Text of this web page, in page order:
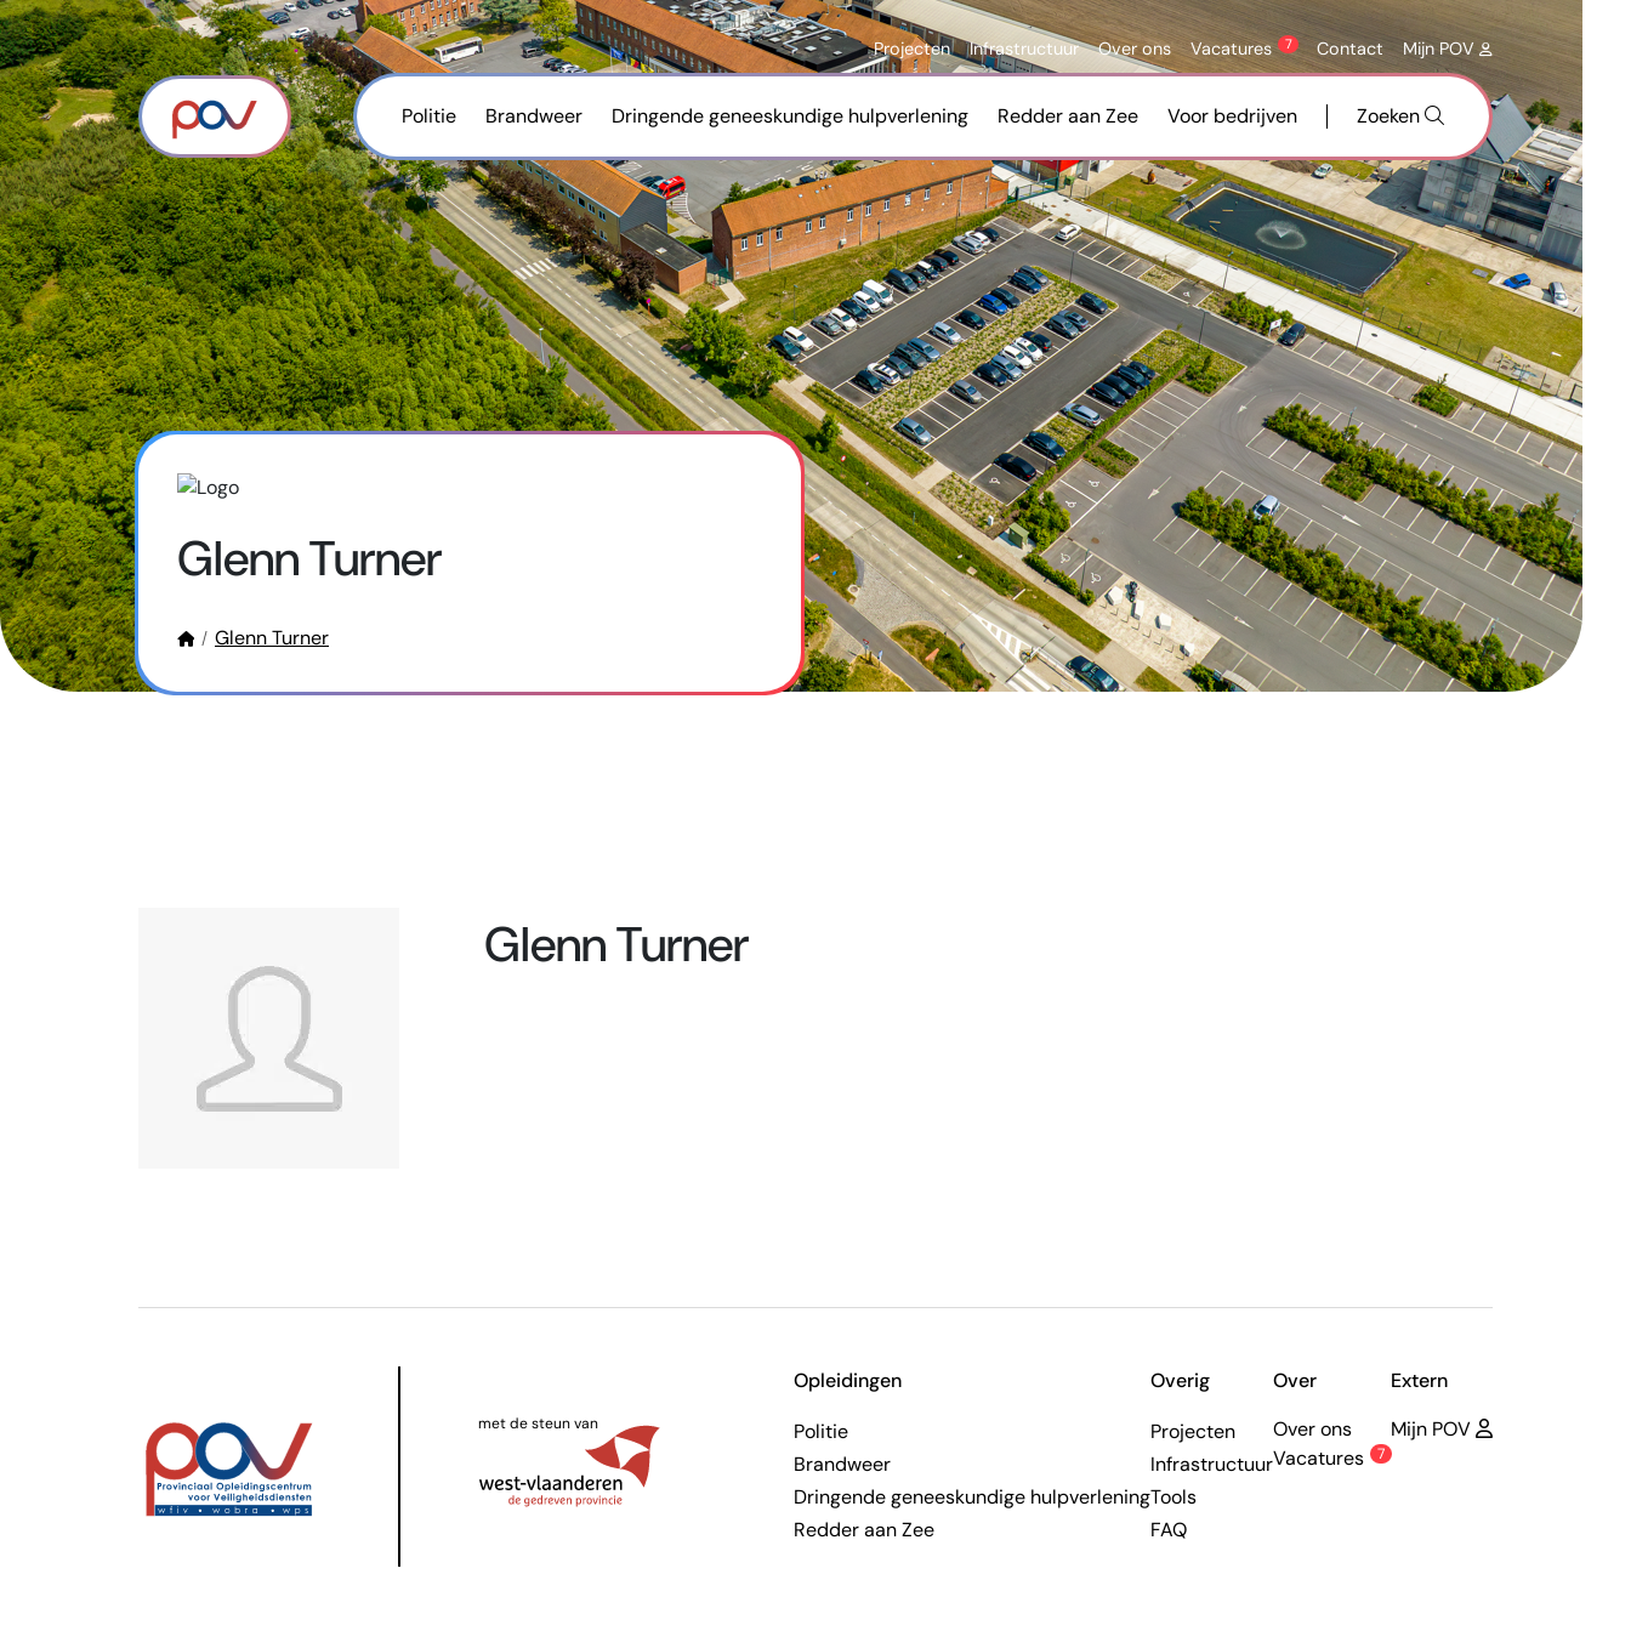
Projecten Infrastructuur Over ons Vacatures 7 Contact Mijn POV
Politie Brandweer Dringende geneeskundige hulpverlening Redder aan Zee Voor bedrijven Zoeken
Glenn Turner
Glenn Turner
Glenn Turner
met de steun van
Opleidingen
Politie
Brandweer
Dringende geneeskundige hulpverlening
Redder aan Zee
Overig
Projecten
Infrastructuur
Tools
FAQ
Over
Over ons
Vacatures
7
Extern
Mijn POV